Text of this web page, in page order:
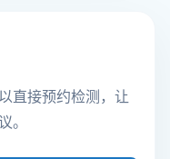
直接预约检测，让
。